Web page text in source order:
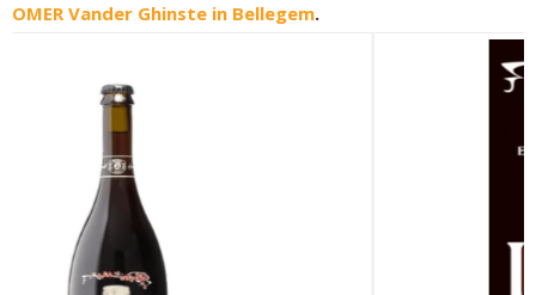
OMER Vander Ghinste in Bellegem.